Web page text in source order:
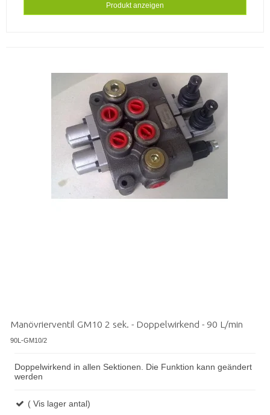
Produkt anzeigen
Manövrierventil GM10 2 sek. - Doppelwirkend - 90 L/min
90L-GM10/2
Doppelwirkend in allen Sektionen. Die Funktion kann geändert
werden
( Vis lager antal)